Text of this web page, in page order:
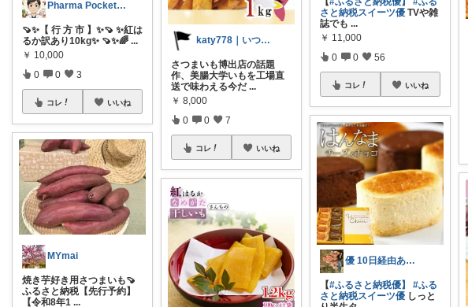
Pharma Pocket@ふるさと納税
🍠✨【 行 方 市 】✨🍠 ✨紅は
るか訳あり10kg✨ 🍠✨🌈 ...
￥ 10,000
0 0 3
コレ いいね
MYmai
焼き芋好き用さつまいも🍠
ふるさと納税【先行予約】
【令和8年1 ...
katy778｜いつも有難うございます✨
さつまいも博出店の話題
作、美腸大学いもを工場直
送で味わえる今だ ...
￥ 8,000
0 0 7
コレ いいね
さと納税スイーツ優 TVや雑
誌でも ...
￥ 11,000
0 0 56
コレ いいね
優 10日経由ありがとうございます
【#ふるさと納税優】
#ふる
さと納税スイーツ優 しっと